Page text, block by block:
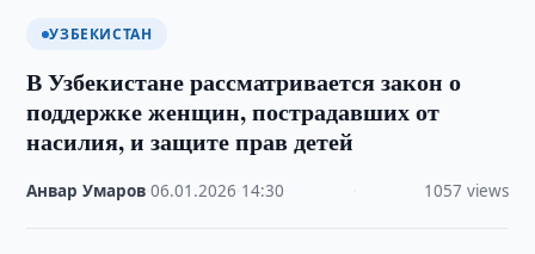
УЗБЕКИСТАН
В Узбекистане рассматривается закон о
поддержке женщин, пострадавших от
насилия, и защите прав детей
Анвар Умаров ·06.01.2026 14:30 1057 views